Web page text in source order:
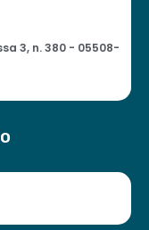
3, n. 380 - 05508-